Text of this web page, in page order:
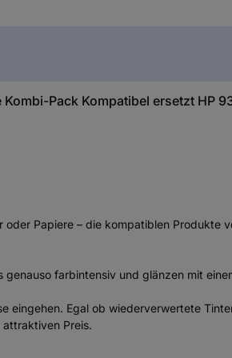
Pack Kompatibel ersetzt HP
Papiere – die kompatiblen Produkte
farbintensiv und glänzen mit
eingehen. Egal ob wiederverwertete
Preis.